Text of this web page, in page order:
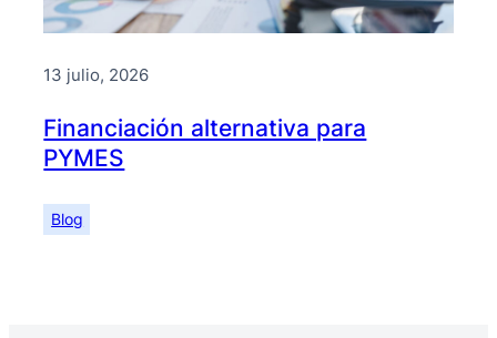
13 julio, 2026
Financiación alternativa para
PYMES
Blog